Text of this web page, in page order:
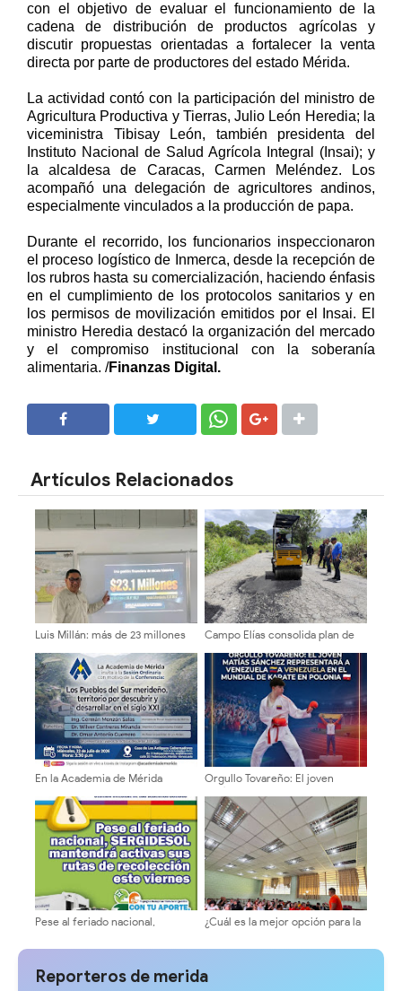
con el objetivo de evaluar el funcionamiento de la
cadena de distribución de productos agrícolas y
discutir propuestas orientadas a fortalecer la venta
directa por parte de productores del estado Mérida.
La actividad contó con la participación del ministro de
Agricultura Productiva y Tierras, Julio León Heredia; la
viceministra Tibisay León, también presidenta del
Instituto Nacional de Salud Agrícola Integral (Insai); y
la alcaldesa de Caracas, Carmen Meléndez. Los
acompañó una delegación de agricultores andinos,
especialmente vinculados a la producción de papa.
Durante el recorrido, los funcionarios inspeccionaron
el proceso logístico de Inmerca, desde la recepción de
los rubros hasta su comercialización, haciendo énfasis
en el cumplimiento de los protocolos sanitarios y en
los permisos de movilización emitidos por el Insai. El
ministro Heredia destacó la organización del mercado
y el compromiso institucional con la soberanía
alimentaria. /Finanzas Digital.
Artículos Relacionados
Luis Millán: más de 23 millones
sumida entre oscuridad y
huecos
Campo Elías consolida plan de
Montañita
En la Academia de Mérida
los pueblos del sur
Orgullo Tovareño: El joven
Matías Sánchez representará a
Venezuela en el Mundial de
Karate en Polonia
Pese al feriado nacional,
sus rutas de recolección este
¿Cuál es la mejor opción para la
consultas con candidatos a la
Reporteros de merida